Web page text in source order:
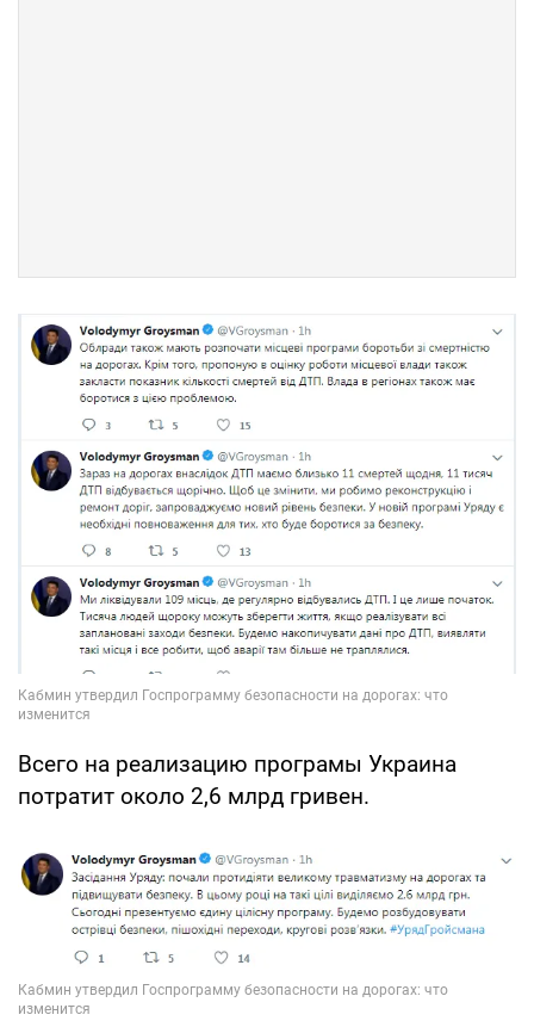
Всего на реализацию програмы Украина
потратит около 2,6 млрд гривен.